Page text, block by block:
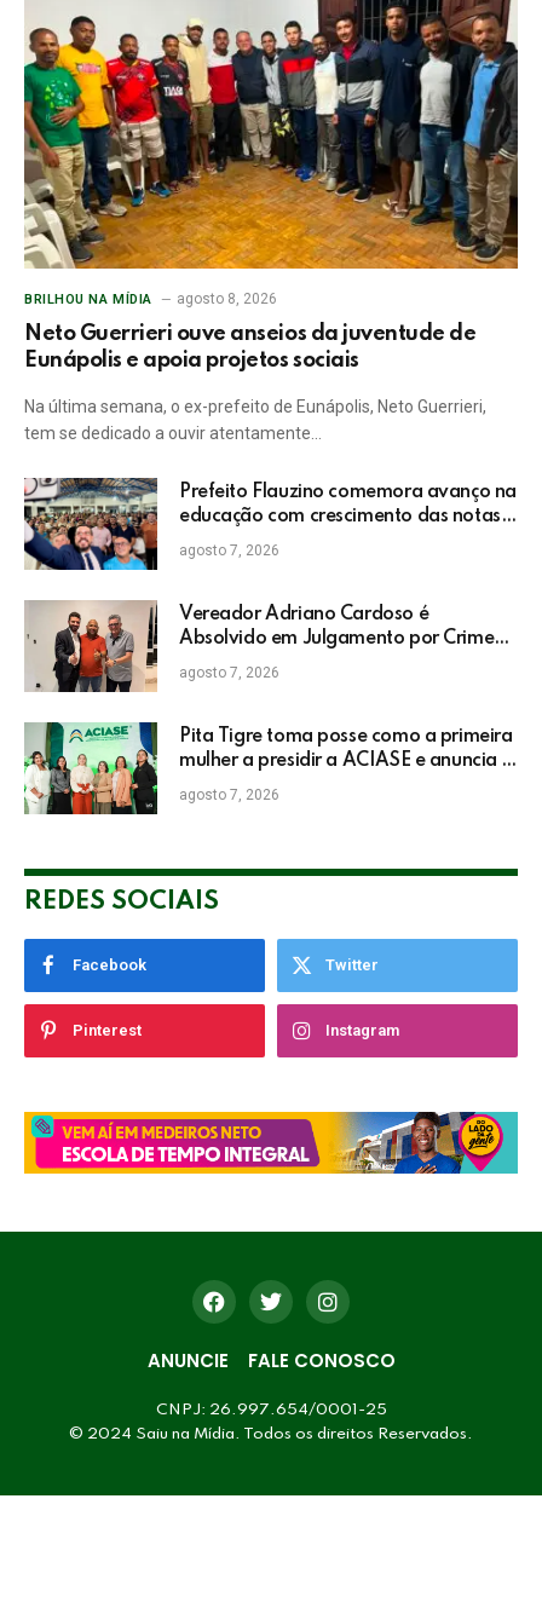
BRILHOU NA MÍDIA agosto 8, 2026
Neto Guerrieri ouve anseios da juventude de
Eunápolis e apoia projetos sociais
Na última semana, o ex-prefeito de Eunápolis, Neto Guerrieri,
tem se dedicado a ouvir atentamente…
Prefeito Flauzino comemora avanço na
educação com crescimento das notas
do IDEB da rede pública de Itabela
agosto 7, 2026
Vereador Adriano Cardoso é
Absolvido em Julgamento por Crime
Eleitoral no TRE
agosto 7, 2026
Pita Tigre toma posse como a primeira
mulher a presidir a ACIASE e anuncia a
retomada do Prêmio Destaque
Empresarial
agosto 7, 2026
REDES SOCIAIS
Facebook Twitter
Pinterest Instagram
ANUNCIE FALE CONOSCO
CNPJ: 26.997.654/0001-25
© 2024 Saiu na Mídia. Todos os direitos Reservados.